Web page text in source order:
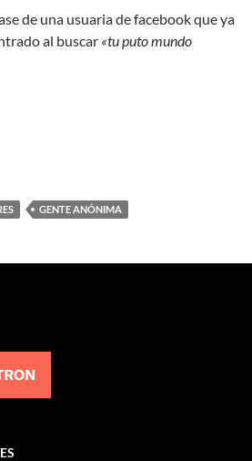
de una usuaria de facebook que ya
al buscar «tu puto mundo
GENTE ANÓNIMA